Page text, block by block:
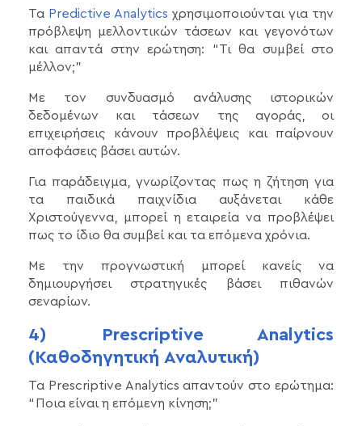
Τα Predictive Analytics χρησιμοποιούνται για την
πρόβλεψη μελλοντικών τάσεων και γεγονότων
και απαντά στην ερώτηση: “Τι θα συμβεί στο
μέλλον;”
Με τον συνδυασμό ανάλυσης ιστορικών
δεδομένων και τάσεων της αγοράς, οι
επιχειρήσεις κάνουν προβλέψεις και παίρνουν
αποφάσεις βάσει αυτών.
Για παράδειγμα, γνωρίζοντας πως η ζήτηση για
τα παιδικά παιχνίδια αυξάνεται κάθε
Χριστούγεννα, μπορεί η εταιρεία να προβλέψει
πως το ίδιο θα συμβεί και τα επόμενα χρόνια.
Με την προγνωστική μπορεί κανείς να
δημιουργήσει στρατηγικές βάσει πιθανών
σεναρίων.
4) Prescriptive Analytics
(Καθοδηγητική Αναλυτική)
Τα Prescriptive Analytics απαντούν στο ερώτημα:
“Ποια είναι η επόμενη κίνηση;”